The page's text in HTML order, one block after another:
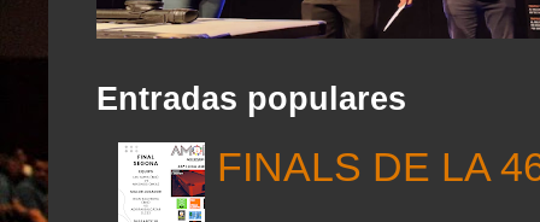
Entradas populares
FINALS DE LA